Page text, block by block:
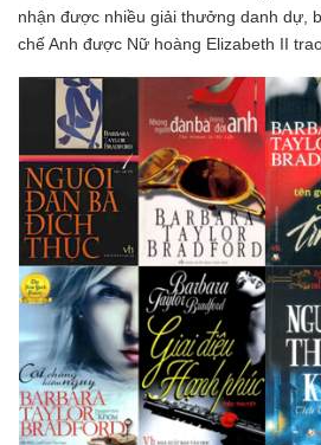
nhận được nhiều giải thưởng danh dự,
chế Anh được Nữ hoàng Elizabeth II